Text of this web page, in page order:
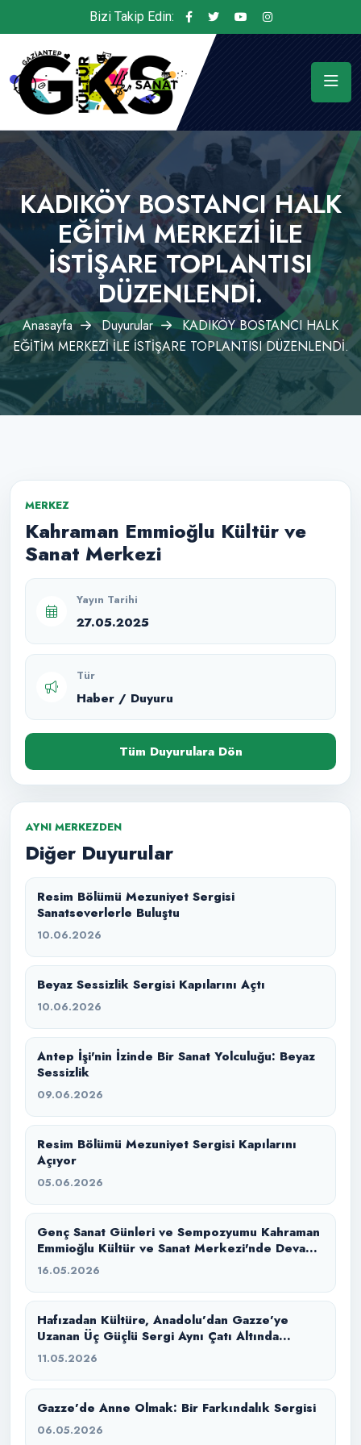
Bizi Takip Edin:
KADIKÖY BOSTANCI HALK
EĞİTİM MERKEZİ İLE
İSTİŞARE TOPLANTISI
DÜZENLENDİ.
Anasayfa Duyurular
KADIKÖY BOSTANCI HALK
EĞİTİM MERKEZİ İLE İSTİŞARE TOPLANTISI DÜZENLENDİ.
MERKEZ
Kahraman Emmioğlu Kültür ve
Sanat Merkezi
Yayın Tarihi
27.05.2025
Tür
Haber / Duyuru
Tüm Duyurulara Dön
AYNI MERKEZDEN
Diğer Duyurular
Resim Bölümü Mezuniyet Sergisi
Sanatseverlerle Buluştu
10.06.2026
Beyaz Sessizlik Sergisi Kapılarını Açtı
10.06.2026
Antep İşi'nin İzinde Bir Sanat Yolculuğu: Beyaz
Sessizlik
09.06.2026
Resim Bölümü Mezuniyet Sergisi Kapılarını
Açıyor
05.06.2026
Genç Sanat Günleri ve Sempozyumu Kahraman
Emmioğlu Kültür ve Sanat Merkezi'nde Devam
Ediyor
16.05.2026
Hafızadan Kültüre, Anadolu’dan Gazze’ye
Uzanan Üç Güçlü Sergi Aynı Çatı Altında
Buluştu
11.05.2026
Gazze’de Anne Olmak: Bir Farkındalık Sergisi
06.05.2026